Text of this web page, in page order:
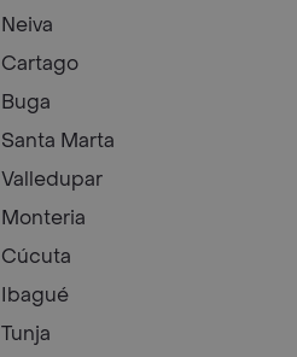
Neiva
Cartago
Buga
Santa Marta
Valledupar
Monteria
Cúcuta
Ibagué
Tunja